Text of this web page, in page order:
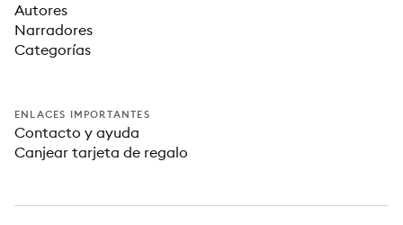
Autores
Narradores
Categorías
ENLACES IMPORTANTES
Contacto y ayuda
Canjear tarjeta de regalo